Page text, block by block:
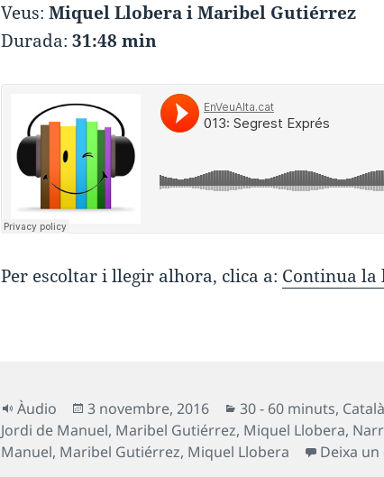
Veus:Miquel Llobera i Maribel Gutiérrez
Durada:31:48 min
Per escoltar i llegir alhora, clica a: Continua la
Format
Àudio
Publicat
el
3 novembre, 2016 Categories
30 - 60 minuts, Català
Jordi de Manuel, Maribel Gutiérrez, Miquel Llobera,
Manuel, Maribel Gutiérrez, Miquel Llobera Deixa